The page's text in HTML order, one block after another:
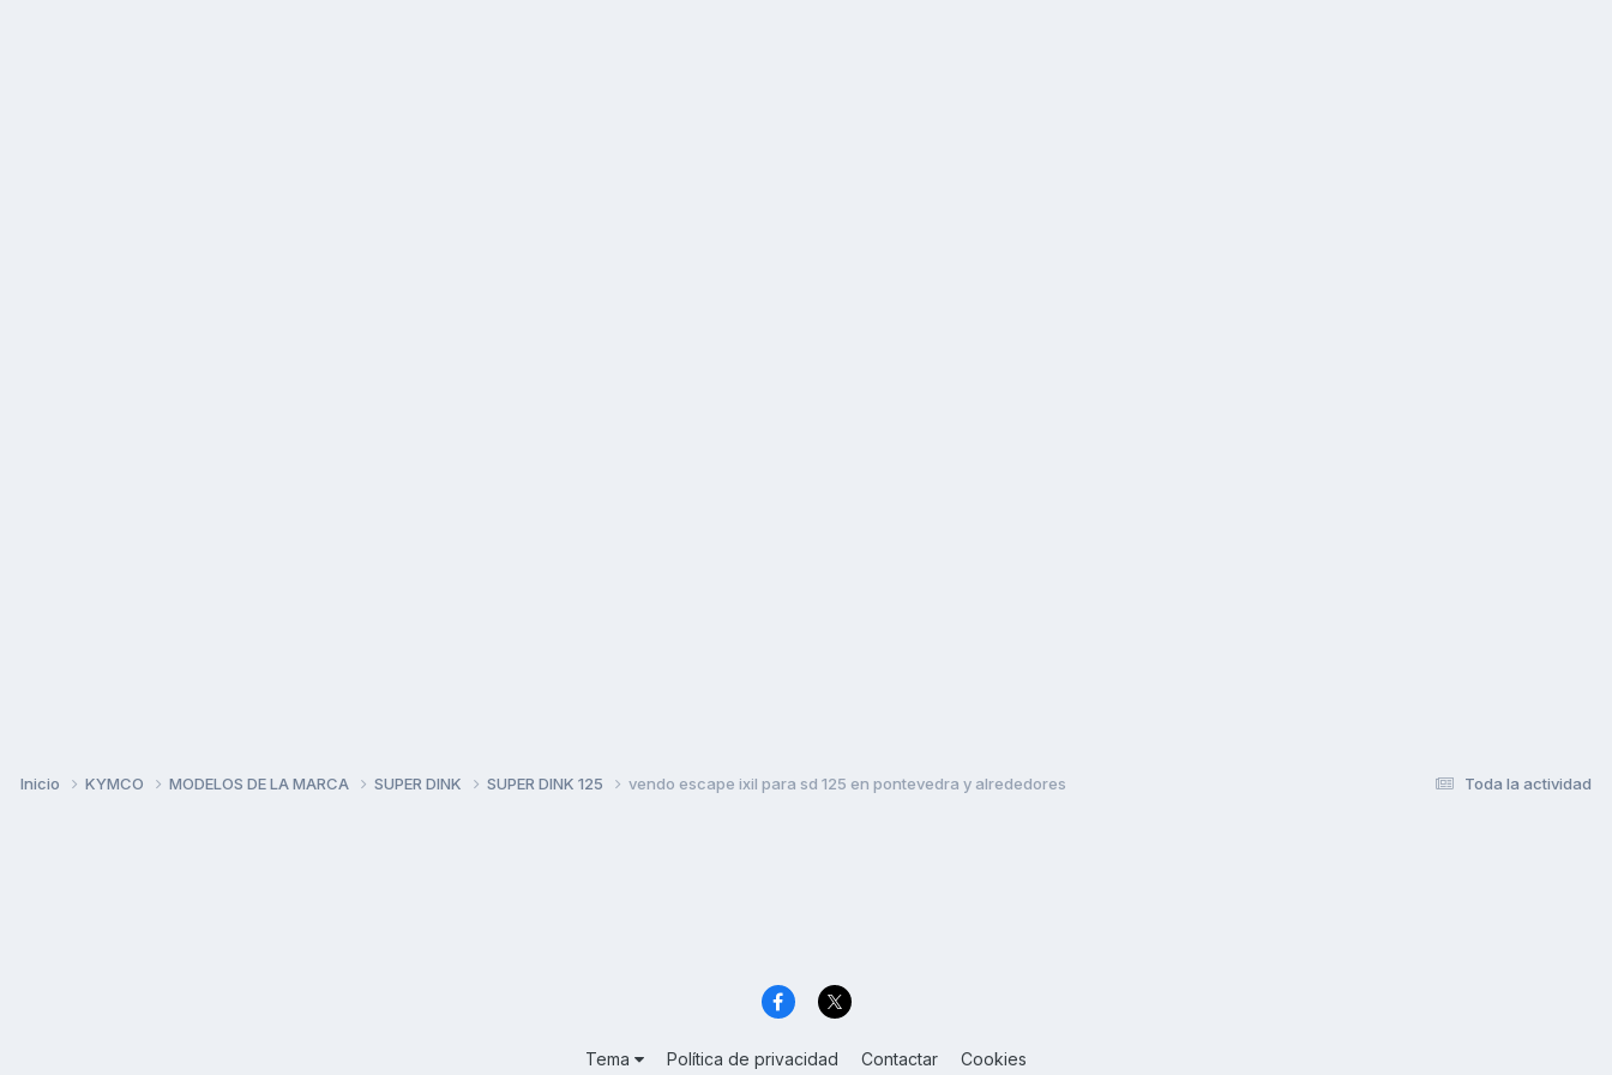
Toda la actividad
Inicio KYMCO MODELOS DE LA MARCA SUPER DINK SUPER DINK 125 vendo escape ixil para sd 125 en pontevedra y alrededores
Tema Política de privacidad Contactar Cookies